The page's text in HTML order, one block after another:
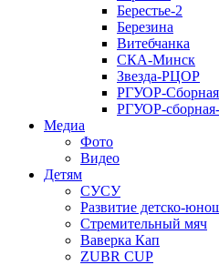
Берестье-2
Березина
Витебчанка
СКА-Минск
Звезда-РЦОР
РГУОР-
РГУОР-
Медиа
Фото
Видео
Детям
СУСУ
Развитие детско-
Стремительный мяч
Ваверка Кап
ZUBR CUP